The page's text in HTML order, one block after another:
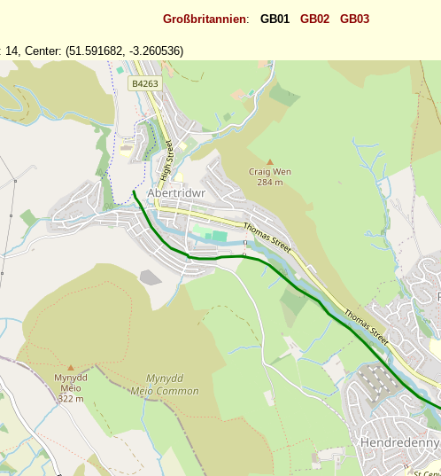
Großbritannien: GB01 GB02 GB03
14, Center: (51.591682, -3.260536)